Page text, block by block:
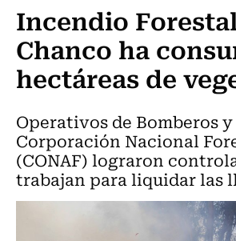
Incendio
Chanco ha
hectáreas de
Operativos de Bomberos
Corporación Nacional
(CONAF) lograron
trabajan para liquidar las